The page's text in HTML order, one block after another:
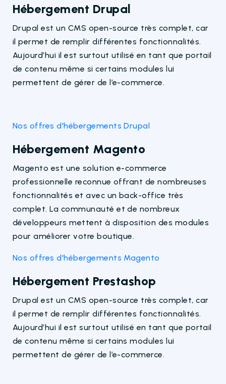
Hébergement Drupal
Drupal est un CMS open-source très complet, car
il permet de remplir différentes fonctionnalités.
Aujourd’hui il est surtout utilisé en tant que portail
de contenu même si certains modules lui
permettent de gérer de l’e-commerce.
Nos offres d'hébergements Drupal
Hébergement Magento
Magento est une solution e-commerce
professionnelle reconnue offrant de nombreuses
fonctionnalités et avec un back-office très
complet. La communauté et de nombreux
développeurs mettent à disposition des modules
pour améliorer votre boutique.
Nos offres d'hébergements Magento
Hébergement Prestashop
Drupal est un CMS open-source très complet, car
il permet de remplir différentes fonctionnalités.
Aujourd’hui il est surtout utilisé en tant que portail
de contenu même si certains modules lui
permettent de gérer de l’e-commerce.